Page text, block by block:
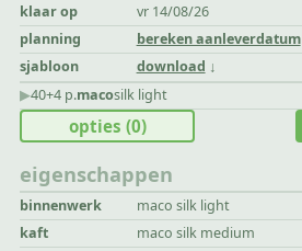
klaar op
vr 14/08/26
planning
bereken aanleverdatum
sjabloon
download
▶︎40+4 p.macosilk light
eigenschappen
binnenwerk maco silk light
kaft
maco silk medium
opties (0)